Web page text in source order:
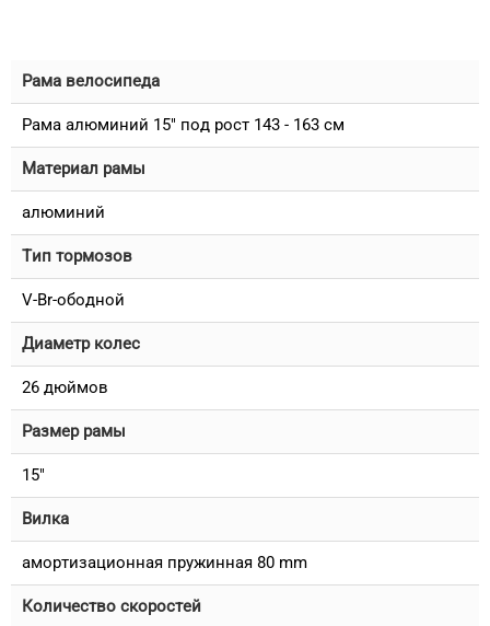
Рама велосипеда
Рама алюминий 15" под рост 143 - 163 см
Материал рамы
алюминий
Тип тормозов
V-Br-ободной
Диаметр колес
26 дюймов
Размер рамы
15"
Вилка
амортизационная пружинная 80 mm
Количество скоростей